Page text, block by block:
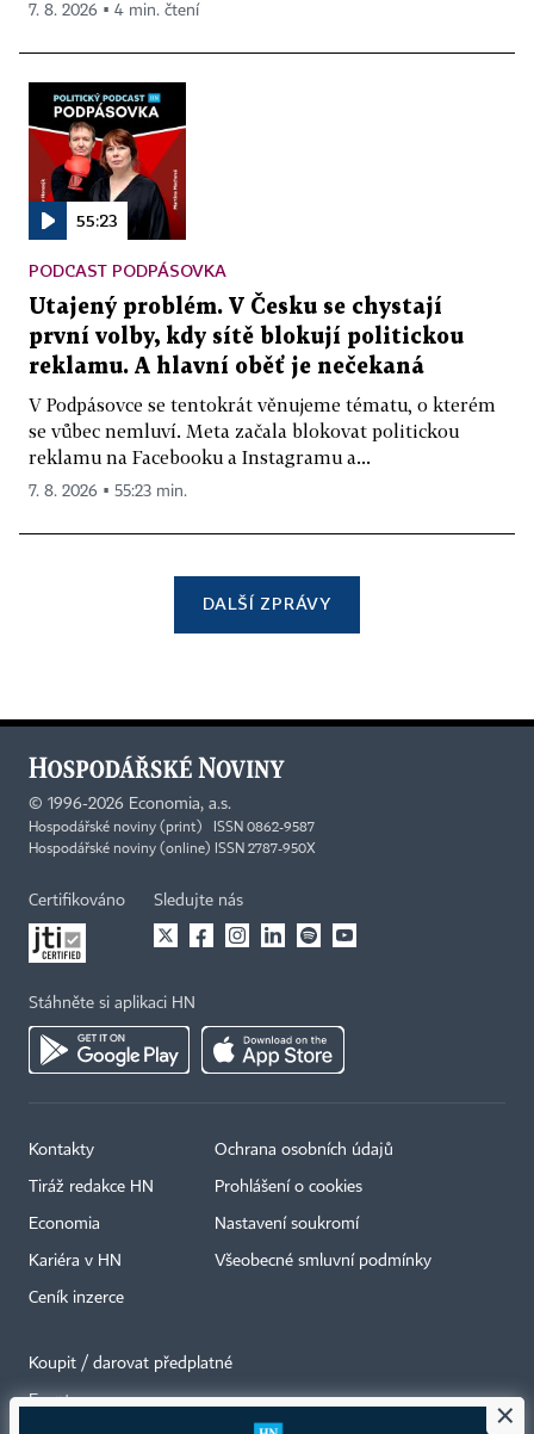
7. 8. 2026 ▪ 4 min. čtení
55:23
PODCAST PODPÁSOVKA
Utajený problém. V Česku se chystají
první volby, kdy sítě blokují politickou
reklamu. A hlavní oběť je nečekaná
V Podpásovce se tentokrát věnujeme tématu, o kterém
se vůbec nemluví. Meta začala blokovat politickou
reklamu na Facebooku a Instagramu a...
7. 8. 2026 ▪ 55:23 min.
DALŠÍ ZPRÁVY
© 1996-2026 Economia, a.s.
Hospodářské noviny (print) ISSN 0862-9587
Hospodářské noviny (online) ISSN 2787-950X
Certifikováno Sledujte nás
Stáhněte si aplikaci HN
Kontakty
Tiráž redakce HN
Economia
Kariéra v HN
Ceník inzerce
Ochrana osobních údajů
Prohlášení o cookies
Nastavení soukromí
Všeobecné smluvní podmínky
Koupit / darovat předplatné
Eventy ×